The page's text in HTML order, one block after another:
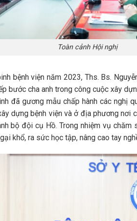
Toàn cảnh Hội nghị
bệnh viện năm 2023, Ths. Bs.
bước cha anh trong công cuộc xây
đã gương mẫu chấp hành các nghị
dựng bệnh viện và ở địa phương nơi
bộ đội cụ Hồ. Trong nhiệm vụ chăm
khổ, ra sức học tập, nâng cao tay